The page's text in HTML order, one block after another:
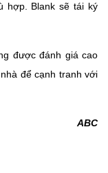
hợp. Blank sẽ tái ký
được đánh giá cao
để cạnh tranh với
ABC